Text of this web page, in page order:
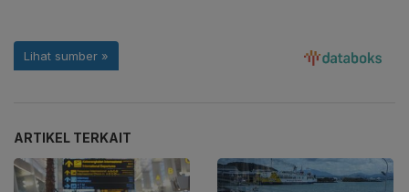
ARTIKEL TERKAIT